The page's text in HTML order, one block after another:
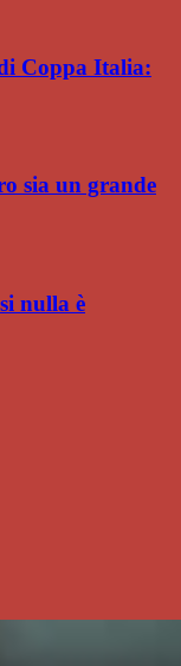
Coppa Italia:
sia un grande
nulla è